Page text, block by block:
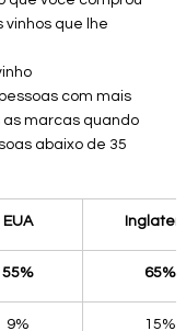
vinhos que lhe
com mais
marcas quando
abaixo de 35
EUA
55% 65%
9% 15%